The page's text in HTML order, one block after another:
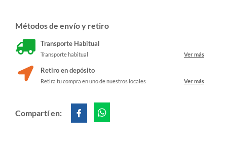
Métodos de envío y retiro
Transporte Habitual
Transporte habitual Ver más
Retiro en depósito
Retira tu compra en uno de nuestros locales Ver más
Compartí en: